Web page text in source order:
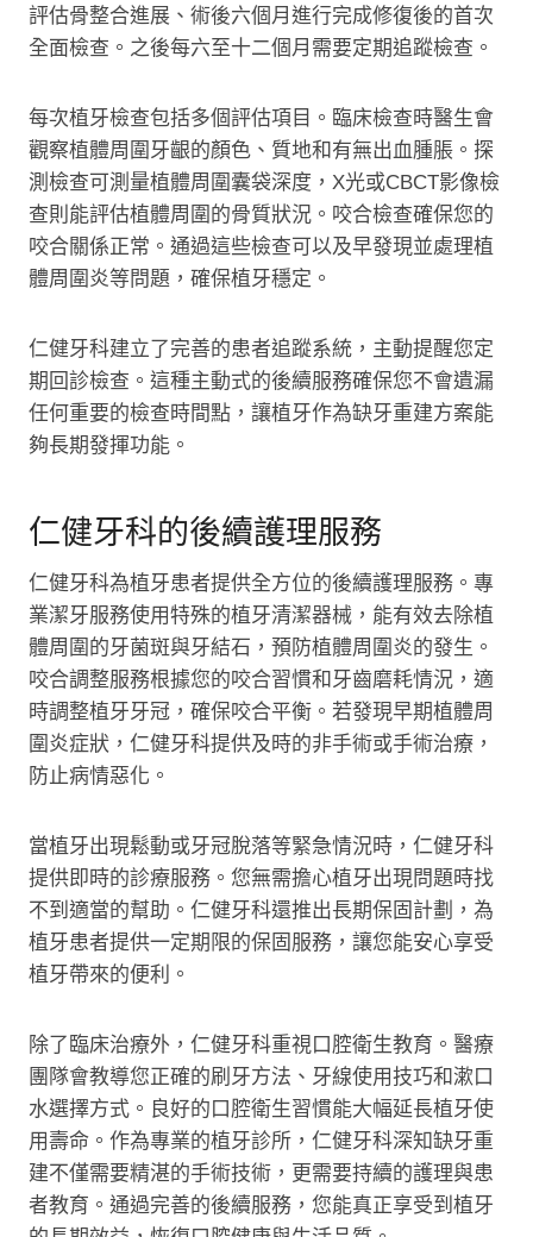
評估骨整合進展、術後六個月進行完成修復後的首次
全面檢查。之後每六至十二個月需要定期追蹤檢查。
每次植牙檢查包括多個評估項目。臨床檢查時醫生會
觀察植體周圍牙齦的顏色、質地和有無出血腫脹。探
測檢查可測量植體周圍囊袋深度，X光或CBCT影像檢
查則能評估植體周圍的骨質狀況。咬合檢查確保您的
咬合關係正常。通過這些檢查可以及早發現並處理植
體周圍炎等問題，確保植牙穩定。
仁健牙科建立了完善的患者追蹤系統，主動提醒您定
期回診檢查。這種主動式的後續服務確保您不會遺漏
任何重要的檢查時間點，讓植牙作為缺牙重建方案能
夠長期發揮功能。
仁健牙科的後續護理服務
仁健牙科為植牙患者提供全方位的後續護理服務。專
業潔牙服務使用特殊的植牙清潔器械，能有效去除植
體周圍的牙菌斑與牙結石，預防植體周圍炎的發生。
咬合調整服務根據您的咬合習慣和牙齒磨耗情況，適
時調整植牙牙冠，確保咬合平衡。若發現早期植體周
圍炎症狀，仁健牙科提供及時的非手術或手術治療，
防止病情惡化。
當植牙出現鬆動或牙冠脫落等緊急情況時，仁健牙科
提供即時的診療服務。您無需擔心植牙出現問題時找
不到適當的幫助。仁健牙科還推出長期保固計劃，為
植牙患者提供一定期限的保固服務，讓您能安心享受
植牙帶來的便利。
除了臨床治療外，仁健牙科重視口腔衛生教育。醫療
團隊會教導您正確的刷牙方法、牙線使用技巧和漱口
水選擇方式。良好的口腔衛生習慣能大幅延長植牙使
用壽命。作為專業的植牙診所，仁健牙科深知缺牙重
建不僅需要精湛的手術技術，更需要持續的護理與患
者教育。通過完善的後續服務，您能真正享受到植牙